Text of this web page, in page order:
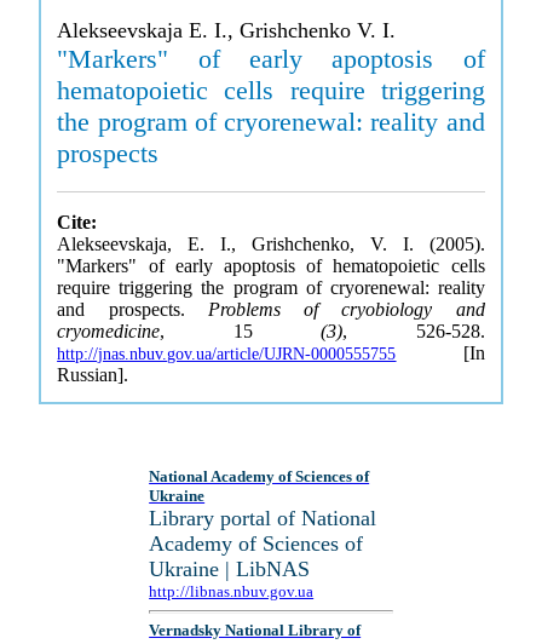
Alekseevskaja E. I., Grishchenko V. I.
"Markers" of early apoptosis of
hematopoietic cells require triggering
the program of cryorenewal: reality and
prospects
Cite:
Alekseevskaja, E. I., Grishchenko, V. I. (2005).
"Markers" of early apoptosis of hematopoietic cells
require triggering the program of cryorenewal: reality
and prospects. Problems of cryobiology and
cryomedicine, 15(3), 526-528.
http://jnas.nbuv.gov.ua/article/UJRN-0000555755 [In
Russian].
National Academy of Sciences of
Ukraine
Library portal of National
Academy of Sciences of
Ukraine | LibNAS
http://libnas.nbuv.gov.ua
Vernadsky National Library of